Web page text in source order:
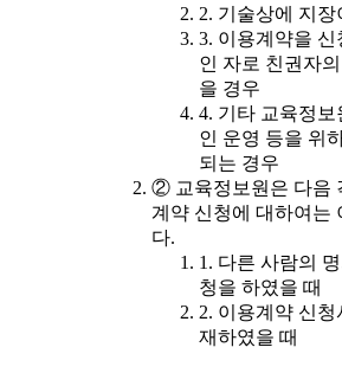
2. 기술상에 지장
3. 이용계약을
인 자로 친권자
을 경우
4. 기타 교육정
인 운영 등을 위
되는 경우
② 교육정보원은 다음
계약 신청에 대하여는
다.
1. 다른 사람의
청을 하였을 때
2. 이용계약 신청
재하였을 때